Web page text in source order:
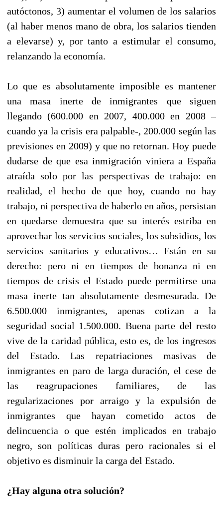
autóctonos, 3) aumentar el volumen de los salarios
(al haber menos mano de obra, los salarios tienden
a elevarse) y, por tanto a estimular el consumo,
relanzando la economía.
Lo que es absolutamente imposible es mantener
una masa inerte de inmigrantes que siguen
llegando (600.000 en 2007, 400.000 en 2008 –
cuando ya la crisis era palpable-, 200.000 según las
previsiones en 2009) y que no retornan. Hoy puede
dudarse de que esa inmigración viniera a España
atraída solo por las perspectivas de trabajo: en
realidad, el hecho de que hoy, cuando no hay
trabajo, ni perspectiva de haberlo en años, persistan
en quedarse demuestra que su interés estriba en
aprovechar los servicios sociales, los subsidios, los
servicios sanitarios y educativos… Están en su
derecho: pero ni en tiempos de bonanza ni en
tiempos de crisis el Estado puede permitirse una
masa inerte tan absolutamente desmesurada. De
6.500.000 inmigrantes, apenas cotizan a la
seguridad social 1.500.000. Buena parte del resto
vive de la caridad pública, esto es, de los ingresos
del Estado. Las repatriaciones masivas de
inmigrantes en paro de larga duración, el cese de
las reagrupaciones familiares, de las
regularizaciones por arraigo y la expulsión de
inmigrantes que hayan cometido actos de
delincuencia o que estén implicados en trabajo
negro, son políticas duras pero racionales si el
objetivo es disminuir la carga del Estado.
¿Hay alguna otra solución?